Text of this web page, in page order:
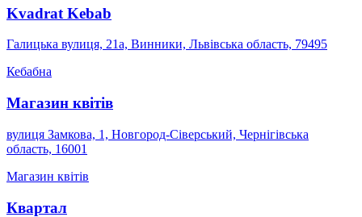
Kvadrat Kebab
Галицька вулиця, 21a, Винники, Львівська область, 79495
Кебабна
Магазин квітів
вулиця Замкова, 1, Новгород-Сіверський, Чернігівська
область, 16001
Магазин квітів
Квартал